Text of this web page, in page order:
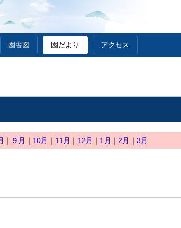
園舎図 園だより アクセス
｜ ９月 ｜ 10月 ｜ 11月 ｜ 12月 ｜ 1月 ｜ 2月 ｜ 3月